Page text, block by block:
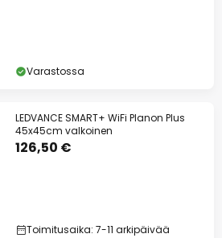
Varastossa
LEDVANCE SMART+ WiFi Planon Plus
45x45cm valkoinen
126,50 €
Toimitusaika: 7-11 arkipäivää